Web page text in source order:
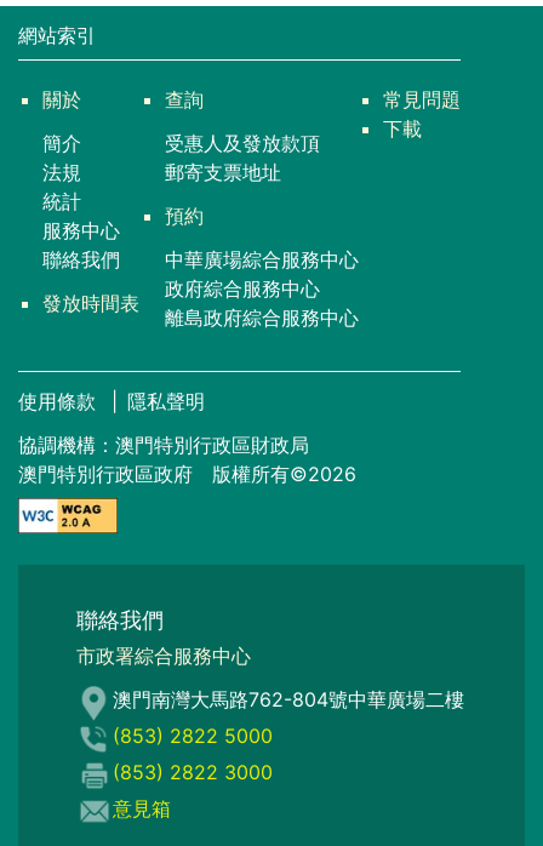
網站索引
關於
簡介
法規
統計
服務中心
聯絡我們
發放時間表
查詢
受惠人及發放款頂
郵寄支票地址
預約
中華廣場綜合服務中心
政府綜合服務中心
離島政府綜合服務中心
常見問題
下載
使用條款
隱私聲明
協調機構：澳門特別行政區財政局
澳門特別行政區政府 版權所有©2026
聯絡我們
市政署綜合服務中心
澳門南灣大馬路762-804號中華廣場二樓
(853) 2822 5000
(853) 2822 3000
意見箱